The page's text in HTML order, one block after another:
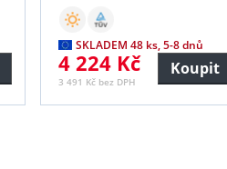
SKLADEM 48 ks, 5-8 dnů
4 224 Kč
3 491 Kč bez DPH
Koupit